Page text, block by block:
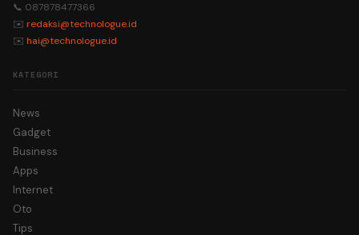
📞 087878477366
✉️ redaksi@technologue.id
✉️ hai@technologue.id
KATEGORI
News
Gadget
Business
Apps
Internet
Oto
Tips